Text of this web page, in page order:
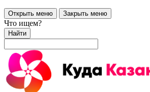
Открыть меню Закрыть меню
Что ищем?
Найти